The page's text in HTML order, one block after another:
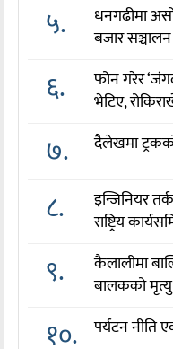
५.
धनगढीमा
बजार
६.
फोन गरेर
भेटिए,
७. दैलेखमा
८.
इन्जिनियर
राष्ट्रिय
९.
कैलालीमा
बालकको मृत्यु
१०. पर्यटन नीति